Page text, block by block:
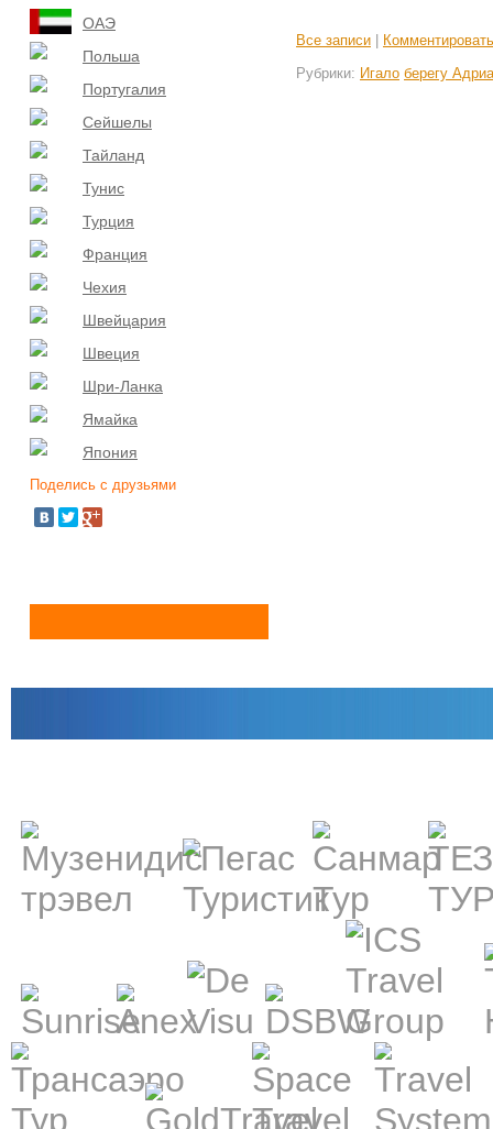
ОАЭ
Польша
Португалия
Сейшелы
Тайланд
Тунис
Турция
Франция
Чехия
Швейцария
Швеция
Шри-Ланка
Ямайка
Япония
Поделись с друзьями
Все записи
Комментировать
Рубрики: Игало берегу